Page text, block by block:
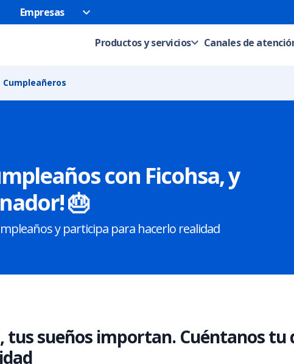
Empresas
Productos y servicios Canales de
Cumpleañeros
con Ficohsa, y
🎂
y participa para hacerlo realidad
tus sueños importan. Cuéntanos